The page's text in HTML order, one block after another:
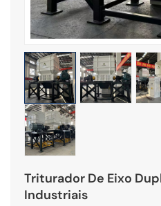
Triturador De Eixo
Industriais